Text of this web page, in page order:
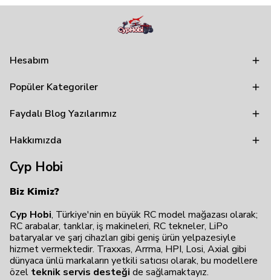
Hesabım
Popüler Kategoriler
Faydalı Blog Yazılarımız
Hakkımızda
Cyp Hobi
Biz Kimiz?
Cyp Hobi, Türkiye'nin en büyük RC model mağazası olarak;
RC arabalar, tanklar, iş makineleri, RC tekneler, LiPo
bataryalar ve şarj cihazları gibi geniş ürün yelpazesiyle
hizmet vermektedir. Traxxas, Arrma, HPI, Losi, Axial gibi
dünyaca ünlü markaların yetkili satıcısı olarak, bu modellere
özel teknik servis desteği de sağlamaktayız.